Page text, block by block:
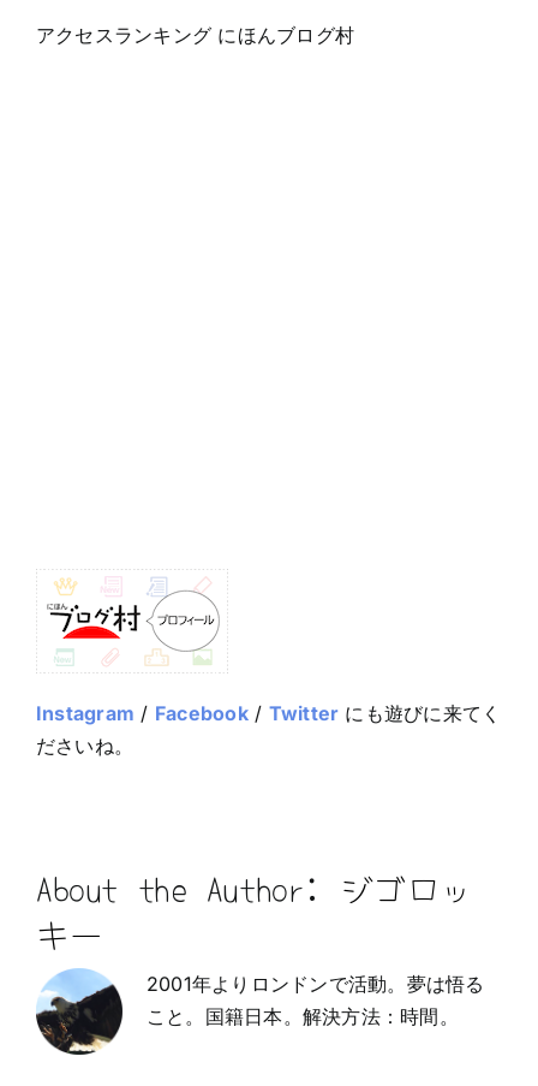
アクセスランキング にほんブログ村
Instagram / Facebook/ Twitter にも遊びに来てく
ださいね。
About the Author: ジゴロッ
キー
2001年よりロンドンで活動。夢は悟る
こと。国籍日本。解決方法：時間。